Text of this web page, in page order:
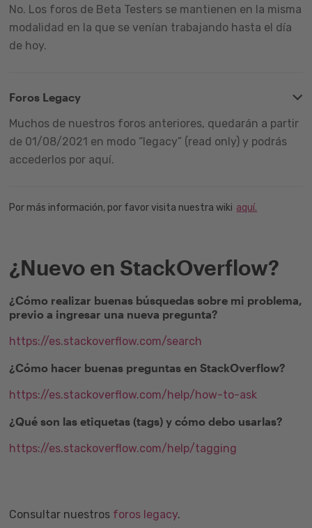
No. Los foros de Beta Testers se mantienen en la misma
modalidad en la que se venían trabajando hasta el día
de hoy.
Foros Legacy
Muchos de nuestros foros anteriores, quedarán a partir
de 01/08/2021 en modo “legacy” (read only) y podrás
accederlos por aquí.
Por más información, por favor visita nuestra wiki aquí.
¿Nuevo en StackOverflow?
¿Cómo realizar buenas búsquedas sobre mi problema,
previo a ingresar una nueva pregunta?
https://es.stackoverflow.com/search
¿Cómo hacer buenas preguntas en StackOverflow?
https://es.stackoverflow.com/help/how-to-ask
¿Qué son las etiquetas (tags) y cómo debo usarlas?
https://es.stackoverflow.com/help/tagging
Consultar nuestros foros legacy.